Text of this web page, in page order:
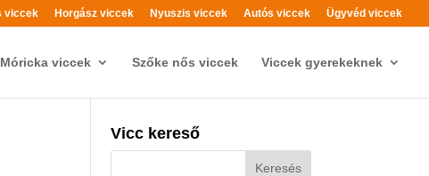
viccek Horgász viccek Nyuszis viccek Autós viccek Ügyvéd viccek
Móricka viccek Szőke nős viccek Viccek gyerekeknek
Vicc kereső